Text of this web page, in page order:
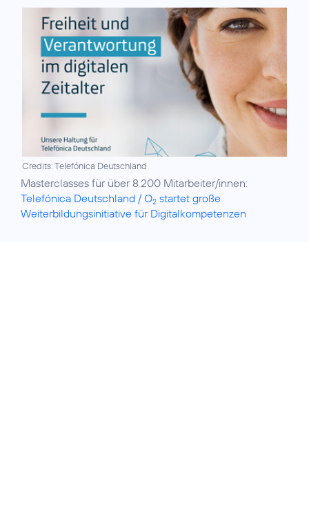
Credits: Telefónica Deutschland
Masterclasses für über 8.200 Mitarbeiter/innen:
Telefónica Deutschland / O2 startet große
Weiterbildungsinitiative für Digitalkompetenzen